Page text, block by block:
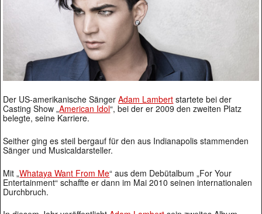
Der US-amerikanische SängerAdam Lambert startete bei der
Casting Show „American Idol“, bei der er 2009 den zweiten Platz
belegte, seine Karriere.
Seither ging es steil bergauf für den aus Indianapolis stammenden
Sänger und Musicaldarsteller.
Mit „Whataya Want From Me“ aus dem Debütalbum „For Your
Entertainment“ schaffte er dann im Mai 2010 seinen internationalen
Durchbruch.